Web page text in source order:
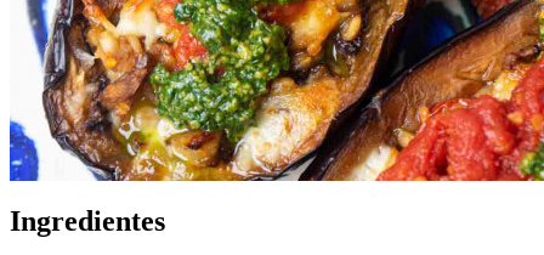
Ingredientes